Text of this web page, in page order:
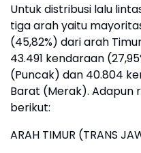
Untuk distribusi lalu
tiga arah yaitu
(45,82%) dari arah
43.491 kendaraan
(Puncak) dan 40.804
Barat (Merak). Adapun
berikut:
ARAH TIMUR (TRANS